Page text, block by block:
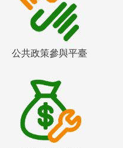
公共政策參與平臺